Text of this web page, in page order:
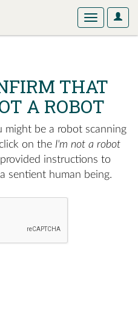
User
Toggle
THAT
A ROBOT
might be a robot scanning
on the I'm not a robot
instructions to
sentient human being.